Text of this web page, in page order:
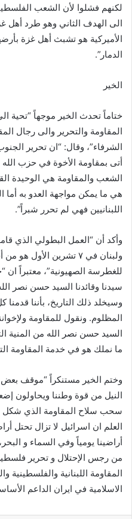
لكنهم فشلوا لأن الشعب
الى الهدف الثاني وهو طرد أهل
الأميركية هو تشبث أهل غزة
الدمار”.
الخير
ختاماً تحدث الخير موجهاً “تحية
المقاومة والتحرير والى رجال
أتى بمقاومة الأخوة في حزب الله
الشعب والمقاومة هي الوحيدة
هي ما يمكن مواجهة العدو به أما
اللبنانيين فهي لم تحرر شبراً”.
وأكد أن “العمل البطولي الذي
ولبنان في ٧ تشرين
للغطرسة الصهيونية”، معتبراً ان
سيدنا وقائدنا السيد حسن نصر
وسيخلد ذلك التاريخ، بأننا
المظلوم. ونقول للمقاومة
السيد حسن نصر الله من المنية
ما نملك هو في خدمة المقاومة
وختم الخير مستنكراً “موقف بعض
النيل من قوة وطننا ويحاولون
سحب سلاح المقاومة الذي شكل
العلم ان اسرائيل لا تزال تحتل
أراضينا يومياً وفي السماء و
من رجس الإحتلال و تحرير
المقاومة اللبنانية والفلسطينية
الاسلامية في ايران الداعم